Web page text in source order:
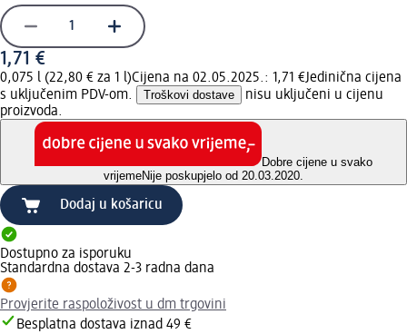
1,71 €
0,075 l (22,80 € za 1 l)Cijena na 02.05.2025.: 1,71 €Jedinična cijena
s uključenim PDV-om.
Troškovi dostave
nisu uključeni u cijenu
proizvoda.
Dobre cijene u svako
vrijemeNije poskupjelo od 20.03.2020.
Dodaj u košaricu
Dostupno za isporuku
Standardna dostava 2-3 radna dana
Provjerite raspoloživost u dm trgovini
Besplatna dostava iznad 49 €